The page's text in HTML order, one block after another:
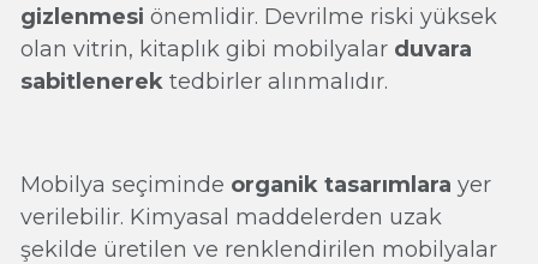
gizlenmesi önemlidir. Devrilme riski yüksek
olan vitrin, kitaplık gibi mobilyalar duvara
sabitlenerek tedbirler alınmalıdır.
Mobilya seçiminde organik tasarımlara yer
verilebilir. Kimyasal maddelerden uzak
şekilde üretilen ve renklendirilen mobilyalar